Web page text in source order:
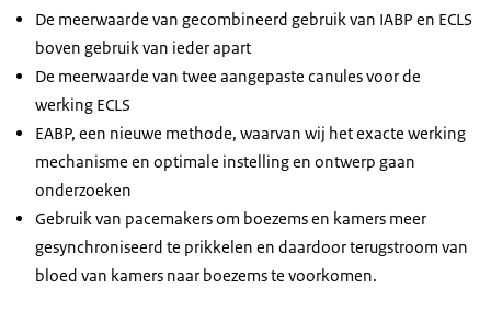
De meerwaarde van gecombineerd gebruik van IABP en ECLS
boven gebruik van ieder apart
De meerwaarde van twee aangepaste canules voor de
werking ECLS
EABP, een nieuwe methode, waarvan wij het exacte werking
mechanisme en optimale instelling en ontwerp gaan
onderzoeken
Gebruik van pacemakers om boezems en kamers meer
gesynchroniseerd te prikkelen en daardoor terugstroom van
bloed van kamers naar boezems te voorkomen.